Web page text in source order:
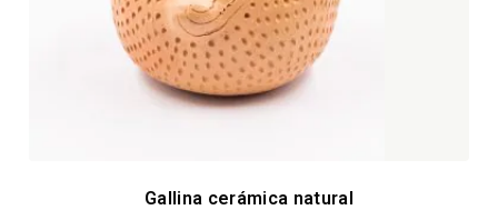
Gallina cerámica natural